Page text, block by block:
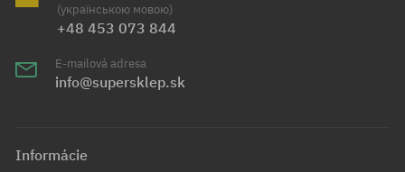
(українською мовою)
+48 453 073 844
E-mailová adresa
info@supersklep.sk
Informácie